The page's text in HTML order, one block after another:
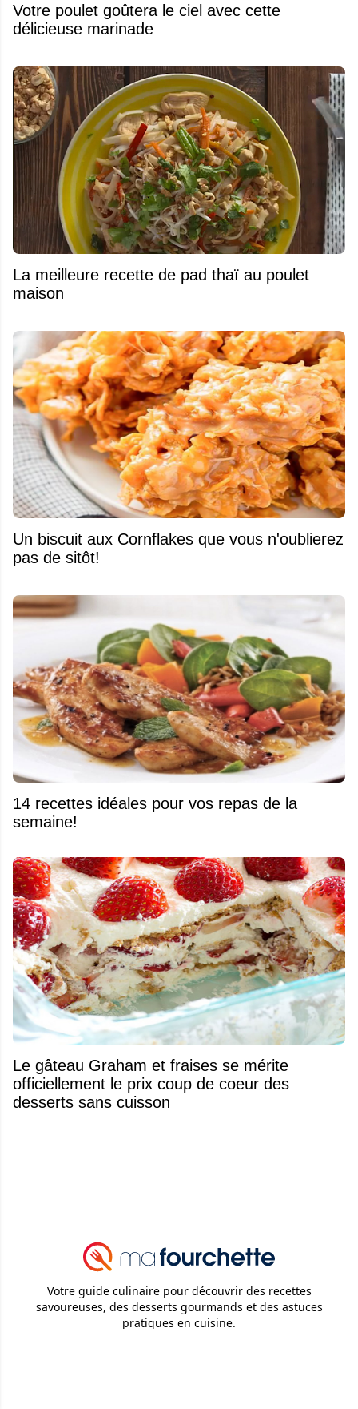
Votre poulet goûtera le ciel avec cette
délicieuse marinade
La meilleure recette de pad thaï au poulet
maison
Un biscuit aux Cornflakes que vous n'oublierez
pas de sitôt!
14 recettes idéales pour vos repas de la
semaine!
Le gâteau Graham et fraises se mérite
officiellement le prix coup de coeur des
desserts sans cuisson
Votre guide culinaire pour découvrir des recettes
savoureuses, des desserts gourmands et des astuces
pratiques en cuisine.